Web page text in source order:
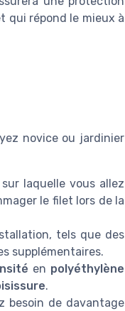
qui répond le mieux à
novice ou jardinier
laquelle vous allez
le filet lors de la
tels que des
supplémentaires.
en polyéthylène
.
besoin de davantage